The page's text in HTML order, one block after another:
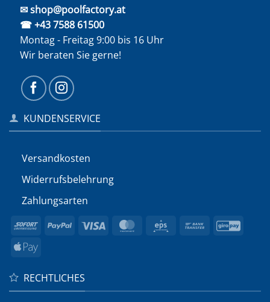
✉ shop@poolfactory.at
☎ +43 7588 61500
Montag - Freitag 9:00 bis 16 Uhr
Wir beraten Sie gerne!
KUNDENSERVICE
Versandkosten
Widerrufs­belehrung
Zahlungsarten
Sofort PayPal Visa MasterCard
Eps
Bank
Apple
RECHTLICHES